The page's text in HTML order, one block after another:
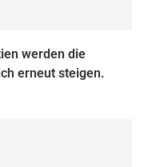
werden die
erneut steigen.